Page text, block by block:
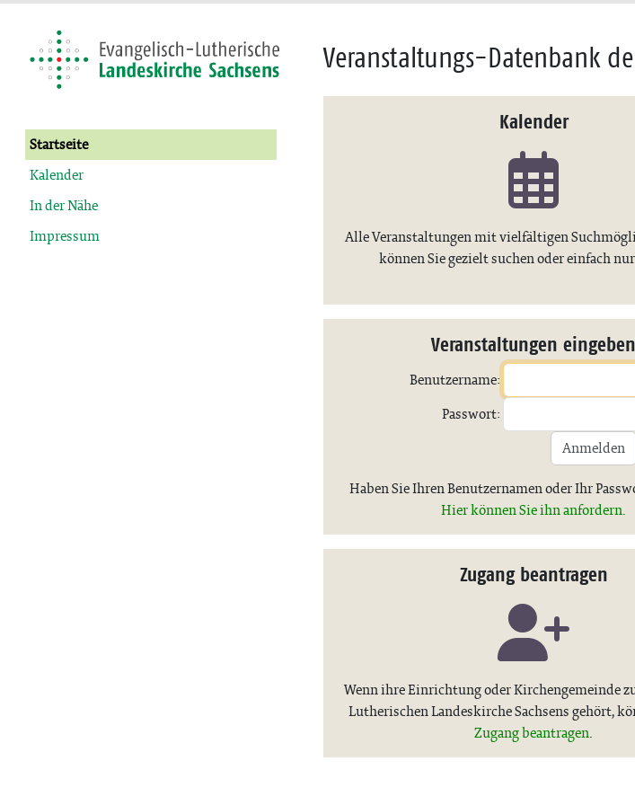
Startseite
Kalender
In der Nähe
Impressum
Veranstaltungs-Datenbank
Kalender
Alle Veranstaltungen mit vielfältigen
können Sie gezielt suchen oder einfach
Veranstaltungen eingeben
Benutzername:
Passwort:
Anmelden
Haben Sie Ihren Benutzernamen oder Ihr
Hier können Sie ihn anfordern.
Zugang beantragen
Wenn ihre Einrichtung oder Kirchengemeinde
Lutherischen Landeskirche Sachsens gehört,
Zugang beantragen.